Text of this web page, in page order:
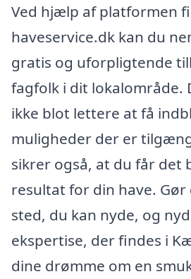
Ved hjælp af platformen
haveservice.dk kan du
gratis og uforpligtende
fagfolk i dit lokalområde.
ikke blot lettere at få
muligheder der er
sikrer også, at du får det
resultat for din have. Gør
sted, du kan nyde, og
ekspertise, der findes i
dine drømme om en